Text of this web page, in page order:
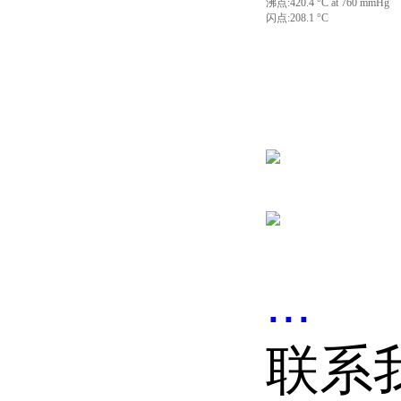
沸点:420.4 °C at 760 mmHg
闪点:208.1 °C
...
联系